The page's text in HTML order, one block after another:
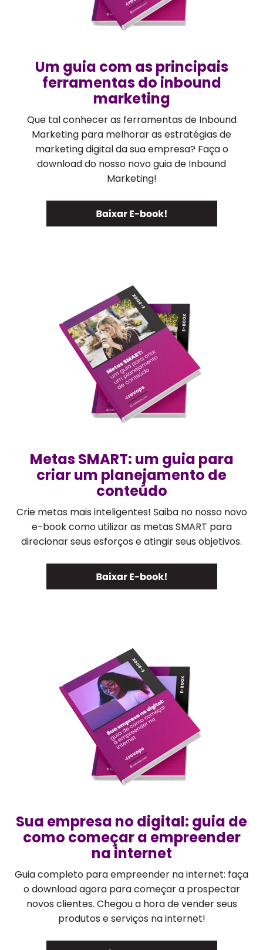
Um guia com as principais
ferramentas do inbound
marketing
Que tal conhecer as ferramentas de Inbound
Marketing para melhorar as estratégias de
marketing digital da sua empresa? Faça o
download do nosso novo guia de Inbound
Marketing!
Metas SMART: um guia para
criar um planejamento de
conteúdo
Crie metas mais inteligentes! Saiba no nosso novo
e-book como utilizar as metas SMART para
direcionar seus esforços e atingir seus objetivos.
Sua empresa no digital: guia de
como começar a empreender
na internet
Guia completo para empreender na internet: faça
o download agora para começar a prospectar
novos clientes. Chegou a hora de vender seus
produtos e serviços na internet!